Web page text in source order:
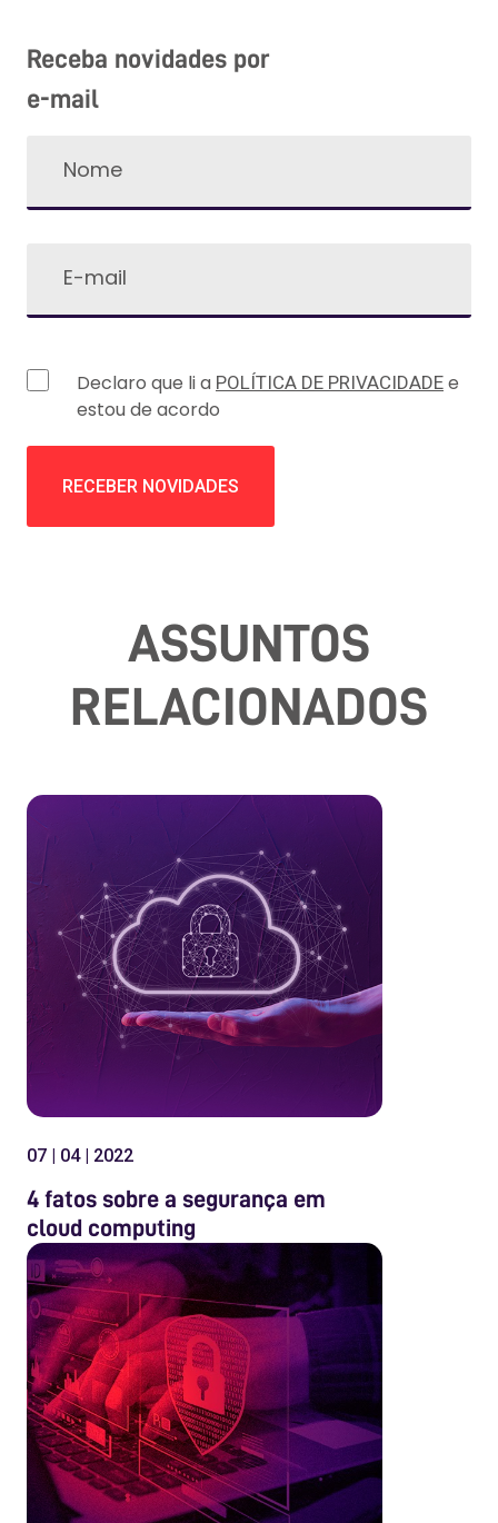
Receba novidades por
e-mail
Declaro que li a POLÍTICA DE PRIVACIDADE e
estou de acordo
ASSUNTOS
RELACIONADOS
07 | 04 | 2022
4 fatos sobre a segurança em
cloud computing